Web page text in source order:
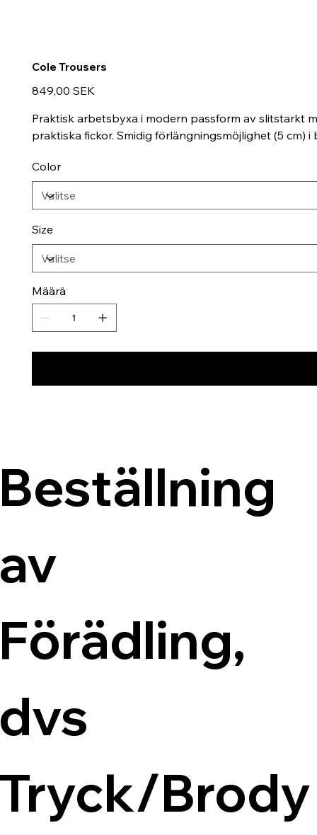
Cole Trousers
Hinta
849,00 SEK
Praktisk arbetsbyxa i modern passform av slitstarkt
praktiska fickor. Smidig förlängningsmöjlighet (5 cm) i
Color
Size
Määrä
Brody